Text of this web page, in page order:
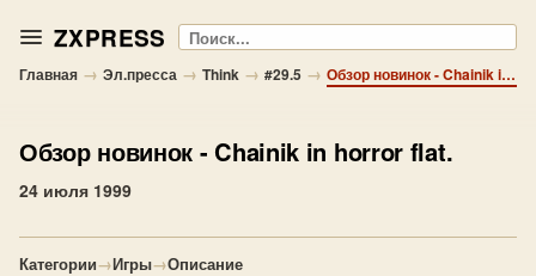
ZXPRESS Поиск
Главная → Эл.пресса → Think → #29.5 → Обзор новинок - Chainik in horror flat.
Обзор новинок - Chainik in horror flat.
24 июля 1999
Категории→Игры→Описание